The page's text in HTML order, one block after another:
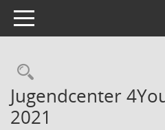
Toggle navigation
Rechercheauswahl
Jugendcenter
2021